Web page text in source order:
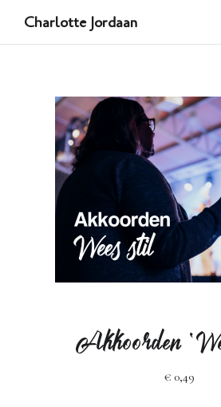
Charlotte Jordaan
Akkoorden
€0,49